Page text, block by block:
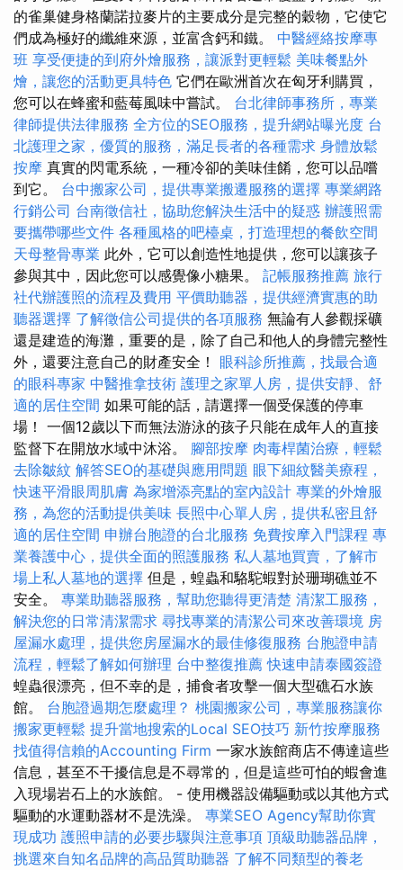
的雀巢健身格蘭諾拉麥片的主要成分是完整的穀物，它使它
們成為極好的纖維來源，並富含鈣和鐵。 中醫經絡按摩專
班 享受便捷的到府外燴服務，讓派對更輕鬆 美味餐點外
燴，讓您的活動更具特色 它們在歐洲首次在匈牙利購買，
您可以在蜂蜜和藍莓風味中嘗試。 台北律師事務所，專業
律師提供法律服務 全方位的SEO服務，提升網站曝光度 台
北護理之家，優質的服務，滿足長者的各種需求 身體放鬆
按摩 真實的閃電系統，一種冷卻的美味佳餚，您可以品嚐
到它。 台中搬家公司，提供專業搬遷服務的選擇 專業網路
行銷公司 台南徵信社，協助您解決生活中的疑惑 辦護照需
要攜帶哪些文件 各種風格的吧檯桌，打造理想的餐飲空間
天母整骨專業 此外，它可以創造性地提供，您可以讓孩子
參與其中，因此您可以感覺像小糖果。 記帳服務推薦 旅行
社代辦護照的流程及費用 平價助聽器，提供經濟實惠的助
聽器選擇 了解徵信公司提供的各項服務 無論有人參觀採礦
還是建造的海灘，重要的是，除了自己和他人的身體完整性
外，還要注意自己的財產安全！ 眼科診所推薦，找最合適
的眼科專家 中醫推拿技術 護理之家單人房，提供安靜、舒
適的居住空間 如果可能的話，請選擇一個受保護的停車
場！ 一個12歲以下而無法游泳的孩子只能在成年人的直接
監督下在開放水域中沐浴。 腳部按摩 肉毒桿菌治療，輕鬆
去除皺紋 解答SEO的基礎與應用問題 眼下細紋醫美療程，
快速平滑眼周肌膚 為家增添亮點的室內設計 專業的外燴服
務，為您的活動提供美味 長照中心單人房，提供私密且舒
適的居住空間 申辦台胞證的台北服務 免費按摩入門課程 專
業養護中心，提供全面的照護服務 私人墓地買賣，了解市
場上私人墓地的選擇 但是，蝗蟲和駱駝蝦對於珊瑚礁並不
安全。 專業助聽器服務，幫助您聽得更清楚 清潔工服務，
解決您的日常清潔需求 尋找專業的清潔公司來改善環境 房
屋漏水處理，提供您房屋漏水的最佳修復服務 台胞證申請
流程，輕鬆了解如何辦理 台中整復推薦 快速申請泰國簽證
蝗蟲很漂亮，但不幸的是，捕食者攻擊一個大型礁石水族
館。 台胞證過期怎麼處理？ 桃園搬家公司，專業服務讓你
搬家更輕鬆 提升當地搜索的Local SEO技巧 新竹按摩服務
找值得信賴的Accounting Firm 一家水族館商店不傳達這些
信息，甚至不干擾信息是不尋常的，但是這些可怕的蝦會進
入現場岩石上的水族館。 - 使用機器設備驅動或以其他方式
驅動的水運動器材不是洗澡。 專業SEO Agency幫助你實
現成功 護照申請的必要步驟與注意事項 頂級助聽器品牌，
挑選來自知名品牌的高品質助聽器 了解不同類型的養老